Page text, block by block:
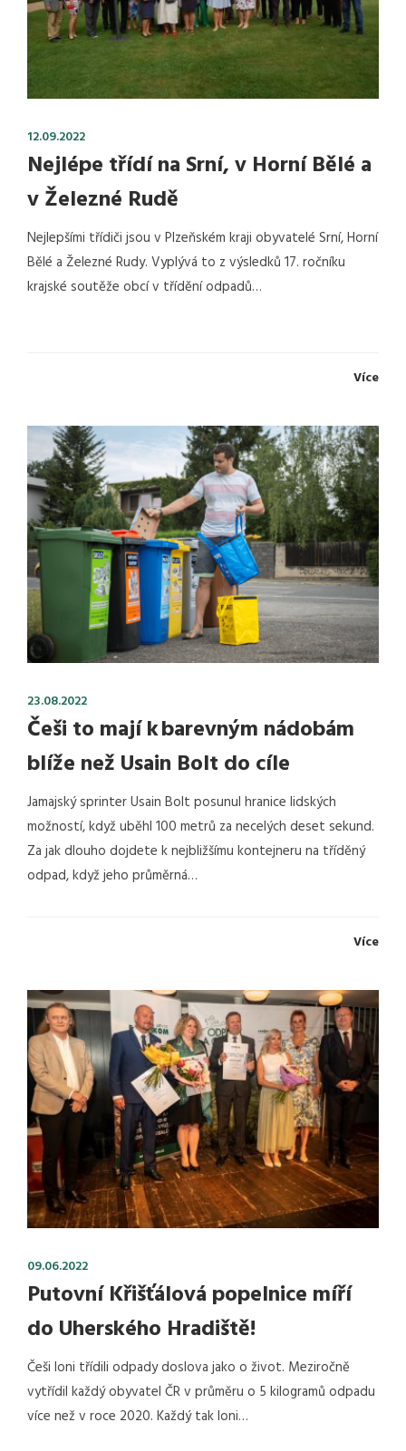
12.09.2022
Nejlépe třídí na Srní, v Horní Bělé a
v Železné Rudě
Nejlepšími třídiči jsou v Plzeňském kraji obyvatelé Srní, Horní
Bělé a Železné Rudy. Vyplývá to z výsledků 17. ročníku
krajské soutěže obcí v třídění odpadů…
Více
23.08.2022
Češi to mají k barevným nádobám
blíže než Usain Bolt do cíle
Jamajský sprinter Usain Bolt posunul hranice lidských
možností, když uběhl 100 metrů za necelých deset sekund.
Za jak dlouho dojdete k nejbližšímu kontejneru na tříděný
odpad, když jeho průměrná…
Více
09.06.2022
Putovní Křišťálová popelnice míří
do Uherského Hradiště!
Češi loni třídili odpady doslova jako o život. Meziročně
vytřídil každý obyvatel ČR v průměru o 5 kilogramů odpadu
více než v roce 2020. Každý tak loni…